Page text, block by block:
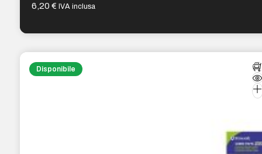
6,20€ IVA inclusa
Disponibile